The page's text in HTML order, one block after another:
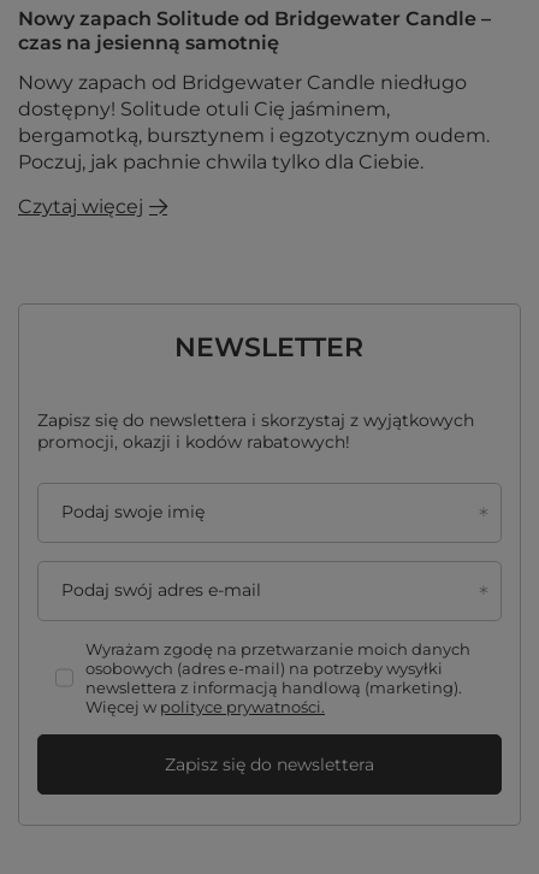
Nowy zapach Solitude od Bridgewater Candle –
czas na jesienną samotnię
Nowy zapach od Bridgewater Candle niedługo
dostępny! Solitude otuli Cię jaśminem,
bergamotką, bursztynem i egzotycznym oudem.
Poczuj, jak pachnie chwila tylko dla Ciebie.
Czytaj więcej
NEWSLETTER
Zapisz się do newslettera i skorzystaj z wyjątkowych
promocji, okazji i kodów rabatowych!
Podaj swoje imię
Podaj swój adres e-mail
Wyrażam zgodę na przetwarzanie moich danych
osobowych (adres e-mail) na potrzeby wysyłki
newslettera z informacją handlową (marketing).
Więcej w polityce prywatności.
Zapisz się do newslettera